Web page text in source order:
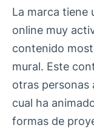
La marca tiene
online muy
contenido
mural. Este
otras personas
cual ha
formas de